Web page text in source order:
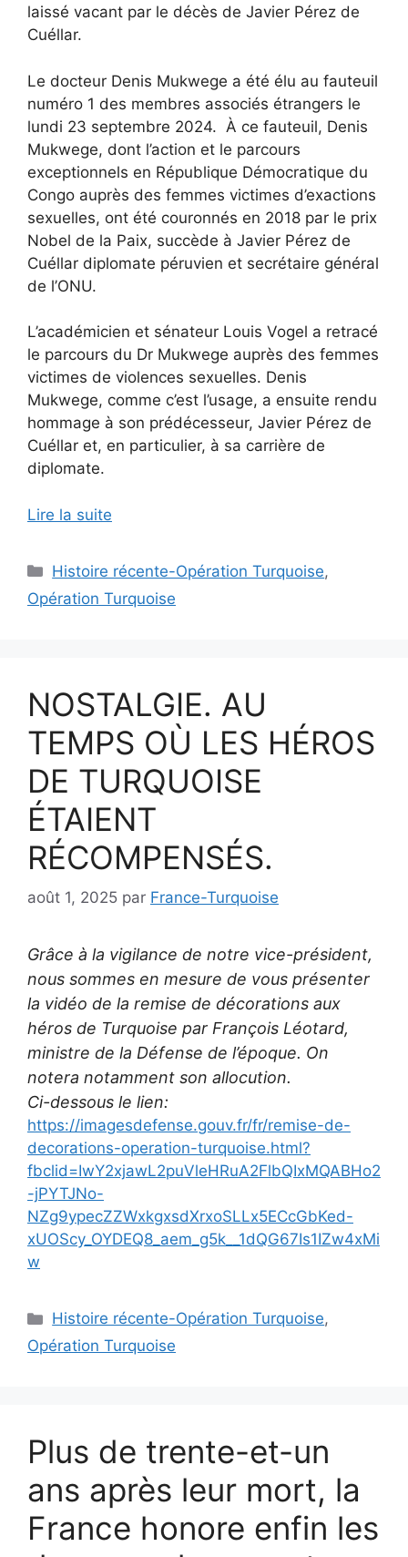
laissé vacant par le décès de Javier Pérez de
Cuéllar.
Le docteur Denis Mukwege a été élu au fauteuil
numéro 1 des membres associés étrangers le
lundi 23 septembre 2024. À ce fauteuil, Denis
Mukwege, dont l’action et le parcours
exceptionnels en République Démocratique du
Congo auprès des femmes victimes d’exactions
sexuelles, ont été couronnés en 2018 par le prix
Nobel de la Paix, succède à Javier Pérez de
Cuéllar diplomate péruvien et secrétaire général
de l’ONU.
L’académicien et sénateur Louis Vogel a retracé
le parcours du Dr Mukwege auprès des femmes
victimes de violences sexuelles. Denis
Mukwege, comme c’est l’usage, a ensuite rendu
hommage à son prédécesseur, Javier Pérez de
Cuéllar et, en particulier, à sa carrière de
diplomate.
Lire la suite
Catégories
Histoire récente-Opération Turquoise,
Opération Turquoise
NOSTALGIE. AU
TEMPS OÙ LES HÉROS
DE TURQUOISE
ÉTAIENT
RÉCOMPENSÉS.
août 1, 2025 par France-Turquoise
Grâce à la vigilance de notre vice-président,
nous sommes en mesure de vous présenter
la vidéo de la remise de décorations aux
héros de Turquoise par François Léotard,
ministre de la Défense de l’époque. On
notera notamment son allocution.
Ci-dessous le lien:
https://imagesdefense.gouv.fr/fr/remise-de-
decorations-operation-turquoise.html?
fbclid=IwY2xjawL2puVleHRuA2FlbQIxMQABHo2
-jPYTJNo-
NZg9ypecZZWxkgxsdXrxoSLLx5ECcGbKed-
xUOScy_OYDEQ8_aem_g5k__1dQG67Is1IZw4xMi
w
Catégories
Histoire récente-Opération Turquoise,
Opération Turquoise
Plus de trente-et-un
ans après leur mort, la
France honore enfin les